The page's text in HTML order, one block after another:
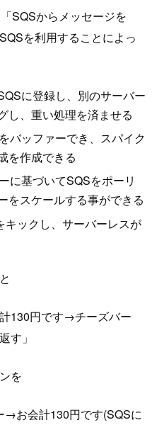
SQSからメッセージを
を利用することによっ
に登録し、別のサーバー
し、重い処理を済ませる
バッファーでき、スパイク
を作成できる
に基づいてSQSをポーリ
をスケールする事ができる
ックし、サーバーレスが
130円です→チーズバー
す」
を
→お会計130円です(SQSに